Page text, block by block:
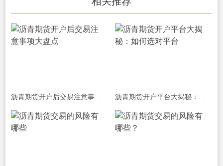
沥青期货开户后交易注意事项大盘点 沥青期货开户平台大揭秘：如何选对平台